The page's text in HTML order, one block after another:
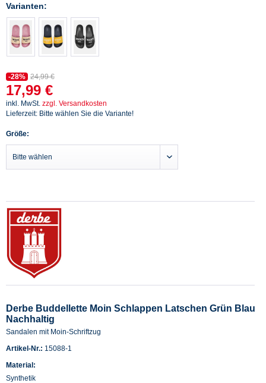
Varianten:
-28% 24,99 €
17,99 €
inkl. MwSt. zzgl. Versandkosten
Lieferzeit: Bitte wählen Sie die Variante!
Größe:
Derbe Buddellette Moin Schlappen Latschen Grün Blau
Nachhaltig
Sandalen mit Moin-Schriftzug
Artikel-Nr.: 15088-1
Material:
Synthetik